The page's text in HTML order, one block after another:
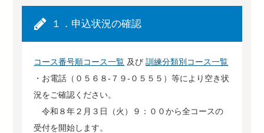
１．申込状況の確認
コース番号順コース一覧 及び 訓練分類別コース一覧
・お電話（０５６８-７９-０５５５）等により空き状
況をご確認ください。
令和８年２月３日（火）９：００から全コースの
受付を開始します。